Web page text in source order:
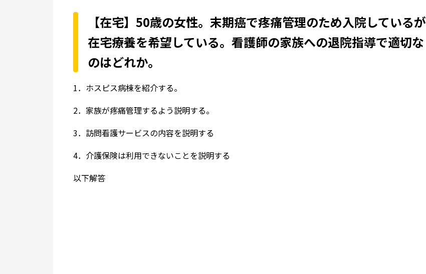
【在宅】50歳の女性。末期癌で疼痛管理のため入院しているが
在宅療養を希望している。看護師の家族への退院指導で適切な
のはどれか。
1．ホスピス病棟を紹介する。
2．家族が疼痛管理するよう説明する。
3．訪問看護サービスの内容を説明する
4．介護保険は利用できないことを説明する
―――以下解答―――